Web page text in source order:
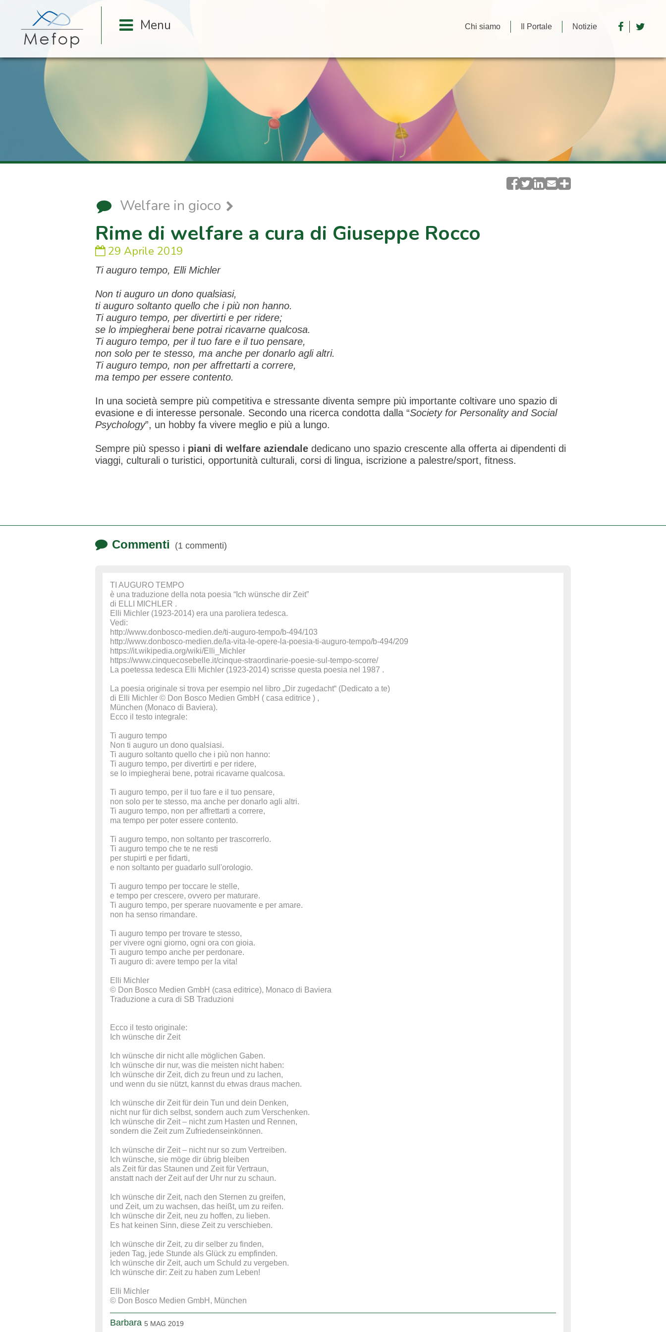
Chi siamo Il Portale Notizie
Welfare in gioco
Rime di welfare a cura di Giuseppe Rocco
29 Aprile 2019
Ti auguro tempo, Elli Michler
Non ti auguro un dono qualsiasi,
ti auguro soltanto quello che i più non hanno.
Ti auguro tempo, per divertirti e per ridere;
se lo impiegherai bene potrai ricavarne qualcosa.
Ti auguro tempo, per il tuo fare e il tuo pensare,
non solo per te stesso, ma anche per donarlo agli altri.
Ti auguro tempo, non per affrettarti a correre,
ma tempo per essere contento.
In una società sempre più competitiva e stressante diventa sempre più importante coltivare uno spazio di
evasione e di interesse personale. Secondo una ricerca condotta dalla “Society for Personality and Social
Psychology”, un hobby fa vivere meglio e più a lungo.
Sempre più spesso i piani di welfare aziendale dedicano uno spazio crescente alla offerta ai dipendenti di
viaggi, culturali o turistici, opportunità culturali, corsi di lingua, iscrizione a palestre/sport, fitness.
Commenti (1 commenti)
TI AUGURO TEMPO
è una traduzione della nota poesia “Ich wünsche dir Zeit”
di ELLI MICHLER .
Elli Michler (1923-2014) era una paroliera tedesca.
Vedi:
http://www.donbosco-medien.de/ti-auguro-tempo/b-494/103
http://www.donbosco-medien.de/la-vita-le-opere-la-poesia-ti-auguro-tempo/b-494/209
https://it.wikipedia.org/wiki/Elli_Michler
https://www.cinquecosebelle.it/cinque-straordinarie-poesie-sul-tempo-scorre/
La poetessa tedesca Elli Michler (1923-2014) scrisse questa poesia nel 1987 .
La poesia originale si trova per esempio nel libro „Dir zugedacht“ (Dedicato a te)
di Elli Michler © Don Bosco Medien GmbH ( casa editrice ) ,
München (Monaco di Baviera).
Ecco il testo integrale:
Ti auguro tempo
Non ti auguro un dono qualsiasi.
Ti auguro soltanto quello che i più non hanno:
Ti auguro tempo, per divertirti e per ridere,
se lo impiegherai bene, potrai ricavarne qualcosa.
Ti auguro tempo, per il tuo fare e il tuo pensare,
non solo per te stesso, ma anche per donarlo agli altri.
Ti auguro tempo, non per affrettarti a correre,
ma tempo per poter essere contento.
Ti auguro tempo, non soltanto per trascorrerlo.
Ti auguro tempo che te ne resti
per stupirti e per fidarti,
e non soltanto per guadarlo sull'orologio.
Ti auguro tempo per toccare le stelle,
e tempo per crescere, ovvero per maturare.
Ti auguro tempo, per sperare nuovamente e per amare.
non ha senso rimandare.
Ti auguro tempo per trovare te stesso,
per vivere ogni giorno, ogni ora con gioia.
Ti auguro tempo anche per perdonare.
Ti auguro di: avere tempo per la vita!
Elli Michler
© Don Bosco Medien GmbH (casa editrice), Monaco di Baviera
Traduzione a cura di SB Traduzioni
Ecco il testo originale:
Ich wünsche dir Zeit
Ich wünsche dir nicht alle möglichen Gaben.
Ich wünsche dir nur, was die meisten nicht haben:
Ich wünsche dir Zeit, dich zu freun und zu lachen,
und wenn du sie nützt, kannst du etwas draus machen.
Ich wünsche dir Zeit für dein Tun und dein Denken,
nicht nur für dich selbst, sondern auch zum Verschenken.
Ich wünsche dir Zeit – nicht zum Hasten und Rennen,
sondern die Zeit zum Zufriedenseinkönnen.
Ich wünsche dir Zeit – nicht nur so zum Vertreiben.
Ich wünsche, sie möge dir übrig bleiben
als Zeit für das Staunen und Zeit für Vertraun,
anstatt nach der Zeit auf der Uhr nur zu schaun.
Ich wünsche dir Zeit, nach den Sternen zu greifen,
und Zeit, um zu wachsen, das heißt, um zu reifen.
Ich wünsche dir Zeit, neu zu hoffen, zu lieben.
Es hat keinen Sinn, diese Zeit zu verschieben.
Ich wünsche dir Zeit, zu dir selber zu finden,
jeden Tag, jede Stunde als Glück zu empfinden.
Ich wünsche dir Zeit, auch um Schuld zu vergeben.
Ich wünsche dir: Zeit zu haben zum Leben!
Elli Michler
© Don Bosco Medien GmbH, München
Barbara 5 MAG 2019